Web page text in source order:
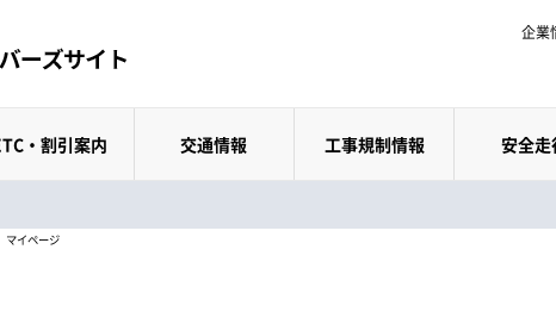
企業
・割引案内 交通情報 工事規制情報 安全走
マイページ